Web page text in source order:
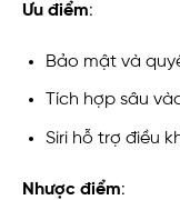
Ưu điểm:
Bảo mật và
Tích hợp sâu
Siri hỗ trợ điều
Nhược điểm: